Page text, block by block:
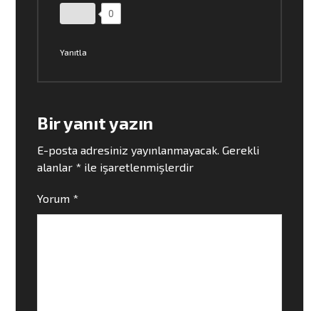
0
Yanıtla
Bir yanıt yazın
E-posta adresiniz yayınlanmayacak. Gerekli
alanlar * ile işaretlenmişlerdir
Yorum *